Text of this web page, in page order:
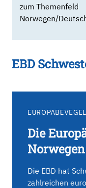
zum Themenfeld
Norwegen/
EBD
Die
Norwegen
Die EBD hat
zahlreichen